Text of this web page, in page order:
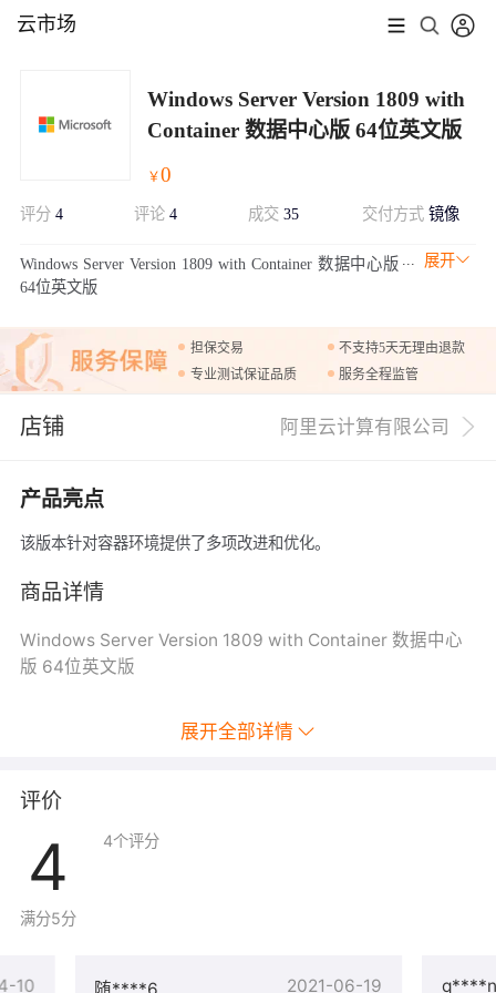
云市场
Windows Server Version 1809 with
Container 数据中心版 64位英文版
￥0
评分 4 评论 4 成交 35 交付方式镜像
展开
Windows Server Version 1809 with Container 数据中心版
64位英文版
担保交易
不支持5天无理由退款
专业测试保证品质
服务全程监管
店铺 阿里云计算有限公司
产品亮点
该版本针对容器环境提供了多项改进和优化。
商品详情
Windows Server Version 1809 with Container 数据中心
版 64位英文版
展开全部详情
评价
4
满分5分
4个评分
2021-06-19
q****n
10